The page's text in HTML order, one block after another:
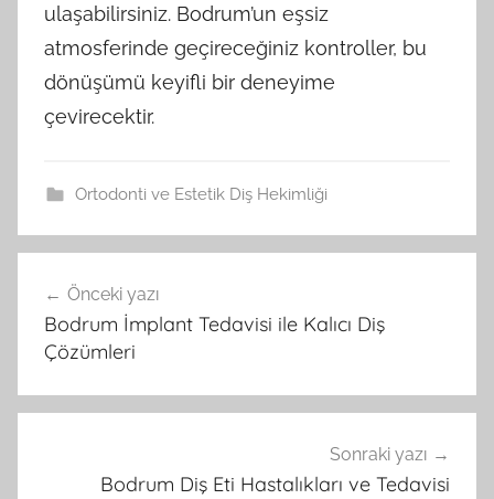
ulaşabilirsiniz. Bodrum’un eşsiz
atmosferinde geçireceğiniz kontroller, bu
dönüşümü keyifli bir deneyime
çevirecektir.
Ortodonti ve Estetik Diş Hekimliği
Yazı
gezinmesi
Önceki yazı
Bodrum İmplant Tedavisi ile Kalıcı Diş
Çözümleri
Sonraki yazı
Bodrum Diş Eti Hastalıkları ve Tedavisi